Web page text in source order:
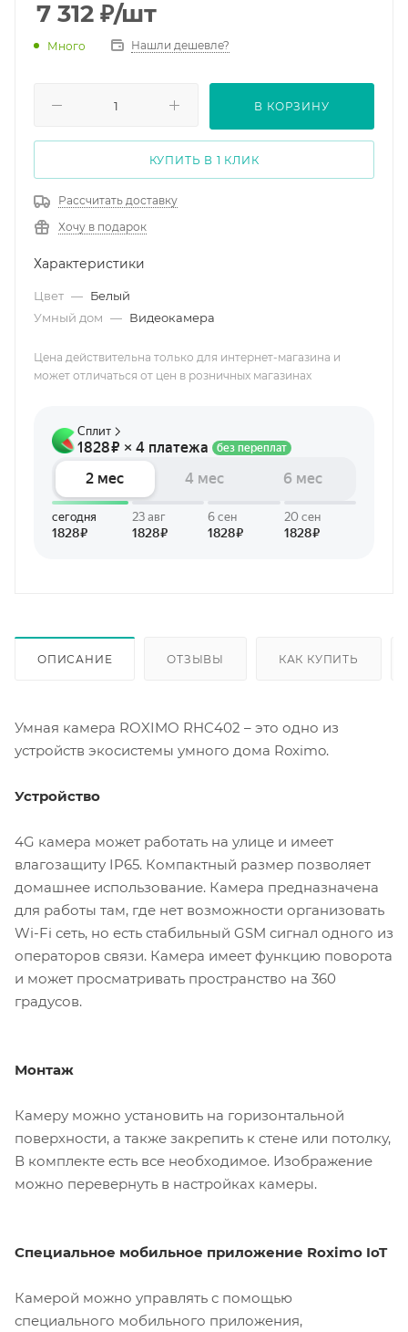
7 312 ₽/шт
Много Нашли дешевле?
В КОРЗИНУ
КУПИТЬ В 1 КЛИК
Рассчитать доставку
Хочу в подарок
Характеристики
Цвет — Белый
Умный дом — Видеокамера
Цена действительна только для интернет-магазина и
может отличаться от цен в розничных магазинах
ОПИСАНИЕ ОТЗЫВЫ КАК КУПИТЬ
Умная камера ROXIMO RHC402 – это одно из
устройств экосистемы умного дома Roximo.
Устройство
4G камера может работать на улице и имеет
влагозащиту IP65. Компактный размер позволяет
домашнее использование. Камера предназначена
для работы там, где нет возможности организовать
Wi-Fi сеть, но есть стабильный GSM сигнал одного из
операторов связи. Камера имеет функцию поворота
и может просматривать пространство на 360
градусов.
Монтаж
Камеру можно установить на горизонтальной
поверхности, а также закрепить к стене или потолку,
В комплекте есть все необходимое. Изображение
можно перевернуть в настройках камеры.
Специальное мобильное приложение Roximo IoT
Камерой можно управлять с помощью
специального мобильного приложения,